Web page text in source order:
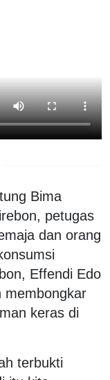
Bima
petugas
dan orang
Effendi Edo
membongkar
keras di
terbukti